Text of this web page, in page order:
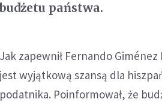
budżetu państwa.
Jak zapewnił Fernando
jest wyjątkową szansą dla
podatnika. Poinformował, że